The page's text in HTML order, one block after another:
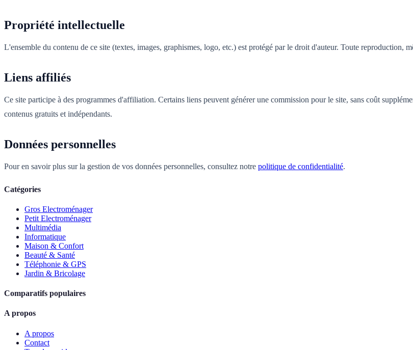
Propriété intellectuelle
L'ensemble du contenu de ce site (textes, images, graphismes, logo, etc.) est protégé par le droit d'auteur. Toute reproduction,
Liens affiliés
Ce site participe à des programmes d'affiliation. Certains liens peuvent générer une commission pour le site, sans coût
contenus gratuits et indépendants.
Données personnelles
Pour en savoir plus sur la gestion de vos données personnelles, consultez notre politique de confidentialité.
Catégories
Gros Electroménager
Petit Electroménager
Multimédia
Informatique
Maison & Confort
Beauté & Santé
Téléphonie & GPS
Jardin & Bricolage
Comparatifs populaires
A propos
A propos
Contact